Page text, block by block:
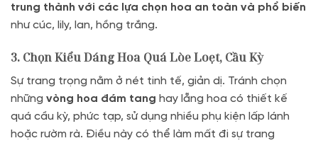
trung thành với các lựa chọn hoa an toàn và phổ biến
như cúc, lily, lan, hồng trắng.
3. Chọn Kiểu Dáng Hoa Quá Lòe Loẹt, Cầu Kỳ
Sự trang trọng nằm ở nét tinh tế, giản dị. Tránh chọn
những vòng hoa đám tang hay lẵng hoa có thiết kế
quá cầu kỳ, phức tạp, sử dụng nhiều phụ kiện lấp lánh
hoặc rườm rà. Điều này có thể làm mất đi sự trang